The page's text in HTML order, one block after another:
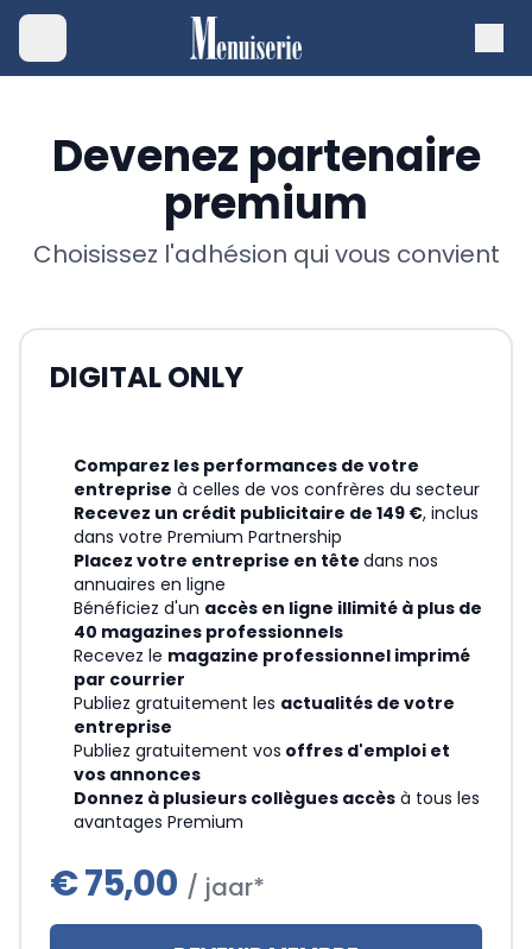
Devenez partenaire
premium
Choisissez l'adhésion qui vous convient
DIGITAL ONLY
Comparez les performances de votre
entreprise à celles de vos confrères du secteur
Recevez un crédit publicitaire de 149 €, inclus
dans votre Premium Partnership
Placez votre entreprise en tête dans nos
annuaires en ligne
Bénéficiez d'un accès en ligne illimité à plus de
40 magazines professionnels
Recevez le magazine professionnel imprimé
par courrier
Publiez gratuitement les actualités de votre
entreprise
Publiez gratuitement vos offres d'emploi et
vos annonces
Donnez à plusieurs collègues accès à tous les
avantages Premium
€75,00 / jaar*